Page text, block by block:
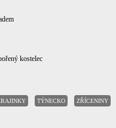
kostelec
TÝNECKO ZŘÍCENINY